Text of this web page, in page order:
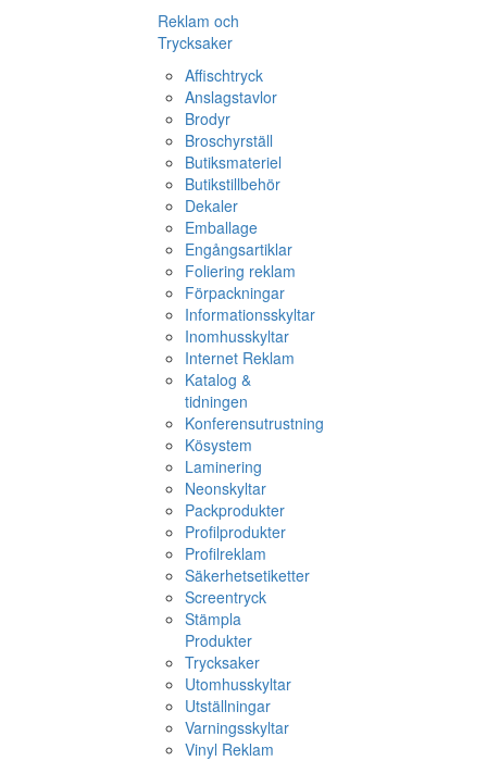
Reklam och
Trycksaker
Affischtryck
Anslagstavlor
Brodyr
Broschyrställ
Butiksmateriel
Butikstillbehör
Dekaler
Emballage
Engångsartiklar
Foliering reklam
Förpackningar
Informationsskyltar
Inomhusskyltar
Internet Reklam
Katalog &
tidningen
Konferensutrustning
Kösystem
Laminering
Neonskyltar
Packprodukter
Profilprodukter
Profilreklam
Säkerhetsetiketter
Screentryck
Stämpla
Produkter
Trycksaker
Utomhusskyltar
Utställningar
Varningsskyltar
Vinyl Reklam